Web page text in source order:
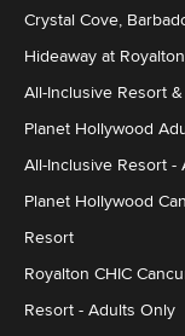
Crystal Cove,
Hideaway at
All-Inclusive Resort
Planet Hollywood
All-Inclusive Resort -
Planet Hollywood
Resort
Royalton CHIC
Resort - Adults Only